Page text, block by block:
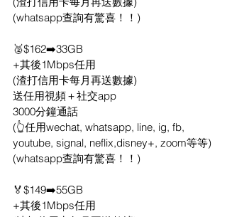
(whatsapp查詢有驚喜！！)
🥈$162➡️33GB
+其後1Mbps任用
(渣打信用卡每月再送數據)
送任用視頻＋社交app
3000分鐘通話
(👆任用wechat, whatsapp, line, ig, fb,
youtube, signal, neflix,disney+, zoom等等)
(whatsapp查詢有驚喜！！)
🏅$149➡️55GB
+其後1Mbps任用